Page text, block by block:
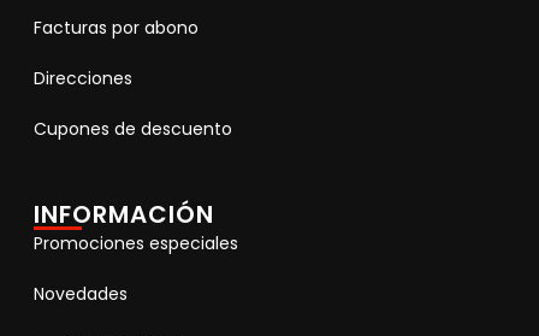
Facturas por abono
Direcciones
Cupones de descuento
INFORMACIÓN
Promociones especiales
Novedades